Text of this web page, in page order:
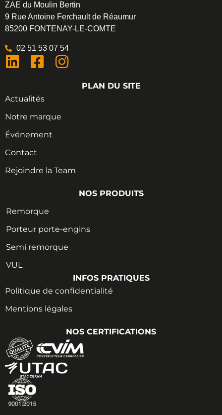
ZAE du Moulin Bertin
9 Rue Antoine Ferchault de Réaumur
85200 FONTENAY-LE-COMTE
02 51 53 07 54
PLAN DU SITE
Actualités
Notre marque
Événement
Contact
Rejoindre la Team
NOS PRODUITS
Remorque
Porteur porte-engins
Semi remorque
VUL
INFOS PRATIQUES
Politique de confidentialité
Mentions légales
NOS CERTIFICATIONS